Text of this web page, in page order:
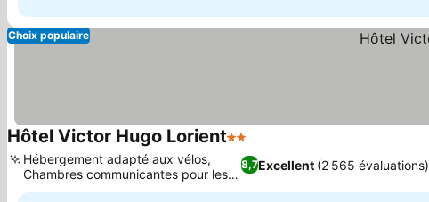
Choix populaire
Hôtel Victor Hugo Lorient2 Étoiles
8,7Excellent (2 565 évaluations)
Hébergement adapté aux vélos,
Chambres communicantes pour les
familles